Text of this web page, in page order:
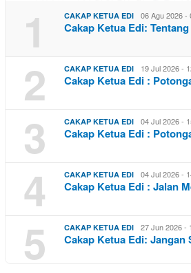
1 CAKAP KETUA EDI 06 Agu 2026 -
Cakap Ketua Edi:
2 CAKAP KETUA EDI 19 Jul 2026 -
Cakap Ketua Edi :
3 CAKAP KETUA EDI 04 Jul 2026 -
Cakap Ketua Edi :
4 CAKAP KETUA EDI 04 Jul 2026 -
Cakap Ketua Edi : Jalan
5 CAKAP KETUA EDI 27 Jun 2026 -
Cakap Ketua Edi: